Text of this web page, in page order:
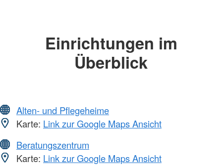
Einrichtungen im
Überblick
Alten- und Pflegeheime
Karte: Link zur Google Maps Ansicht
Beratungszentrum
Karte: Link zur Google Maps Ansicht